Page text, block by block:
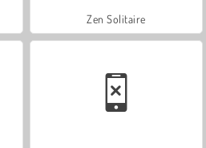
Zen Solitaire